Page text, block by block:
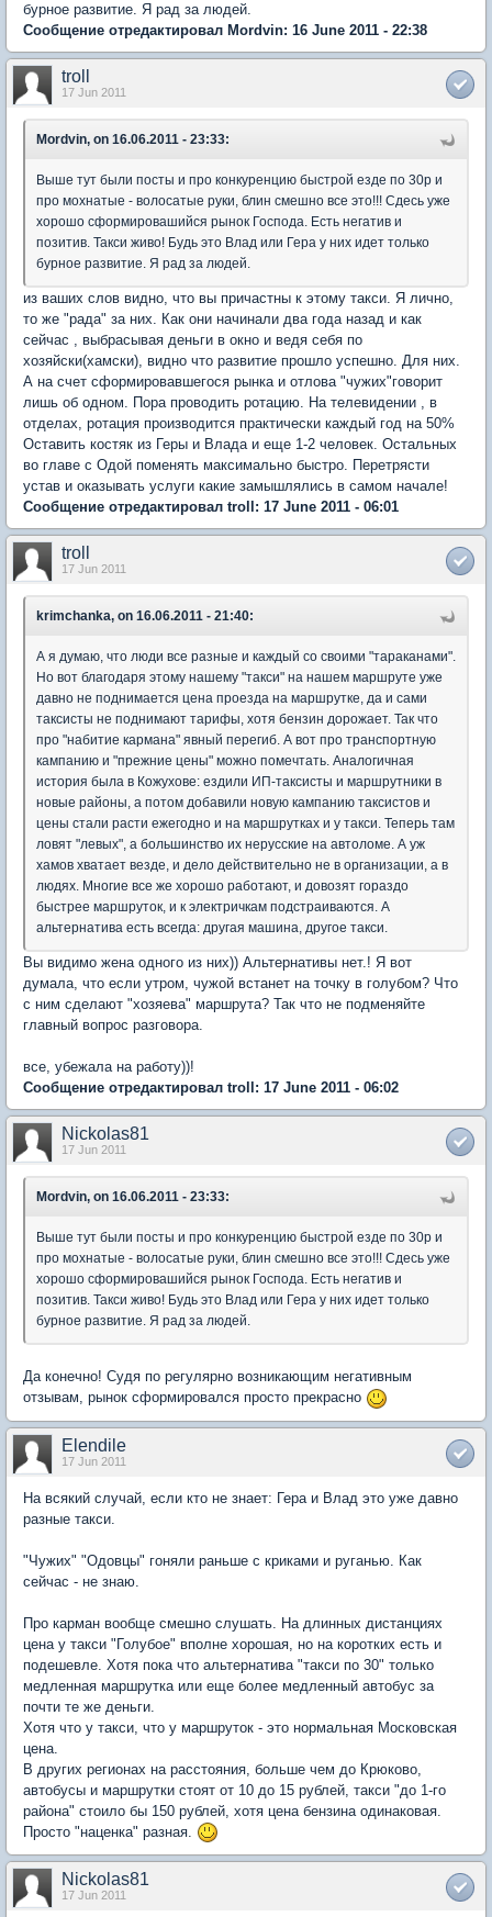
бурное развитие. Я рад за людей.
Сообщение отредактировал Mordvin: 16 June 2011 - 22:38
troll
17 Jun 2011
Mordvin, on 16.06.2011 - 23:33:
Выше тут были посты и про конкуренцию быстрой езде по 30р и
про мохнатые - волосатые руки, блин смешно все это!!! Сдесь уже
хорошо сформировашийся рынок Господа. Есть негатив и
позитив. Такси живо! Будь это Влад или Гера у них идет только
бурное развитие. Я рад за людей.
из ваших слов видно, что вы причастны к этому такси. Я лично,
то же "рада" за них. Как они начинали два года назад и как
сейчас , выбрасывая деньги в окно и ведя себя по
хозяйски(хамски), видно что развитие прошло успешно. Для них.
А на счет сформировавшегося рынка и отлова "чужих"говорит
лишь об одном. Пора проводить ротацию. На телевидении , в
отделах, ротация производится практически каждый год на 50%
Оставить костяк из Геры и Влада и еще 1-2 человек. Остальных
во главе с Одой поменять максимально быстро. Перетрясти
устав и оказывать услуги какие замышлялись в самом начале!
Сообщение отредактировал troll: 17 June 2011 - 06:01
troll
17 Jun 2011
krimchanka, on 16.06.2011 - 21:40:
А я думаю, что люди все разные и каждый со своими "тараканами".
Но вот благодаря этому нашему "такси" на нашем маршруте уже
давно не поднимается цена проезда на маршрутке, да и сами
таксисты не поднимают тарифы, хотя бензин дорожает. Так что
про "набитие кармана" явный перегиб. А вот про транспортную
кампанию и "прежние цены" можно помечтать. Аналогичная
история была в Кожухове: ездили ИП-таксисты и маршрутники в
новые районы, а потом добавили новую кампанию таксистов и
цены стали расти ежегодно и на маршрутках и у такси. Теперь там
ловят "левых", а большинство их нерусские на автоломе. А уж
хамов хватает везде, и дело действительно не в организации, а в
людях. Многие все же хорошо работают, и довозят гораздо
быстрее маршруток, и к электричкам подстраиваются. А
альтернатива есть всегда: другая машина, другое такси.
Вы видимо жена одного из них)) Альтернативы нет.! Я вот
думала, что если утром, чужой встанет на точку в голубом? Что
с ним сделают "хозяева" маршрута? Так что не подменяйте
главный вопрос разговора.
все, убежала на работу))!
Сообщение отредактировал troll: 17 June 2011 - 06:02
Nickolas81
17 Jun 2011
Mordvin, on 16.06.2011 - 23:33:
Выше тут были посты и про конкуренцию быстрой езде по 30р и
про мохнатые - волосатые руки, блин смешно все это!!! Сдесь уже
хорошо сформировашийся рынок Господа. Есть негатив и
позитив. Такси живо! Будь это Влад или Гера у них идет только
бурное развитие. Я рад за людей.
Да конечно! Судя по регулярно возникающим негативным
отзывам, рынок сформировался просто прекрасно
Elendile
17 Jun 2011
На всякий случай, если кто не знает: Гера и Влад это уже давно
разные такси.
"Чужих" "Одовцы" гоняли раньше с криками и руганью. Как
сейчас - не знаю.
Про карман вообще смешно слушать. На длинных дистанциях
цена у такси "Голубое" вполне хорошая, но на коротких есть и
подешевле. Хотя пока что альтернатива "такси по 30" только
медленная маршрутка или еще более медленный автобус за
почти те же деньги.
Хотя что у такси, что у маршруток - это нормальная Московская
цена.
В других регионах на расстояния, больше чем до Крюково,
автобусы и маршрутки стоят от 10 до 15 рублей, такси "до 1-го
района" стоило бы 150 рублей, хотя цена бензина одинаковая.
Просто "наценка" разная.
Nickolas81
17 Jun 2011